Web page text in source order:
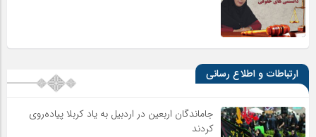
ارتباطات و اطلاع رسانی
جاماندگان اربعین در اردبیل به یاد کربلا پیاده‌روی
کردند